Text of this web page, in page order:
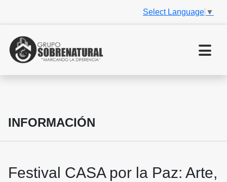
Select Language ▼
INFORMACIÓN
Festival CASA por la Paz: Arte,